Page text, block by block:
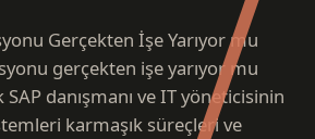
Gerçekten İşe Yarıyor mu
gerçekten işe yarıyor mu
danışmanı ve IT yöneticisinin
karmaşık süreçleri ve